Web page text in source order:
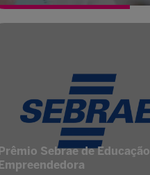
Prêmio Sebrae de Educação
Empreendedora